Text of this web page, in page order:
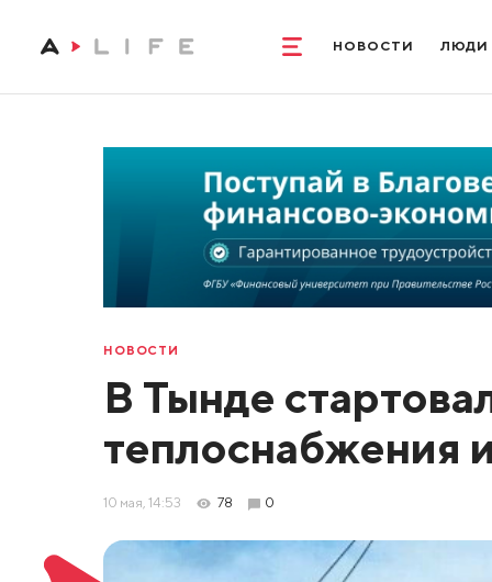
НОВОСТИ ЛЮДИ
НОВОСТИ
В Тынде
теплоснабжения
10 мая, 14:53 78 0